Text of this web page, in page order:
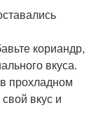
кориандр,
вкуса.
прохладном
вкус и